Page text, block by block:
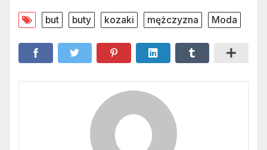
but buty kozaki mężczyzna Moda